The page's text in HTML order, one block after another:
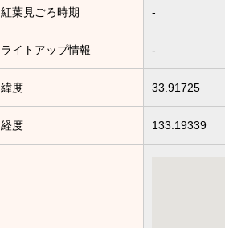
紅葉見ごろ時期 -
ライトアップ情報 -
緯度 33.91725
経度 133.19339